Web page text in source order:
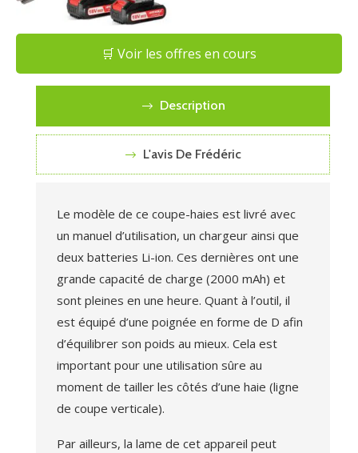
🛒 Voir les offres en cours
Description
L'avis De Frédéric
Le modèle de ce coupe-haies est livré avec
un manuel d’utilisation, un chargeur ainsi que
deux batteries Li-ion. Ces dernières ont une
grande capacité de charge (2000 mAh) et
sont pleines en une heure. Quant à l’outil, il
est équipé d’une poignée en forme de D afin
d’équilibrer son poids au mieux. Cela est
important pour une utilisation sûre au
moment de tailler les côtés d’une haie (ligne
de coupe verticale).
Par ailleurs, la lame de cet appareil peut